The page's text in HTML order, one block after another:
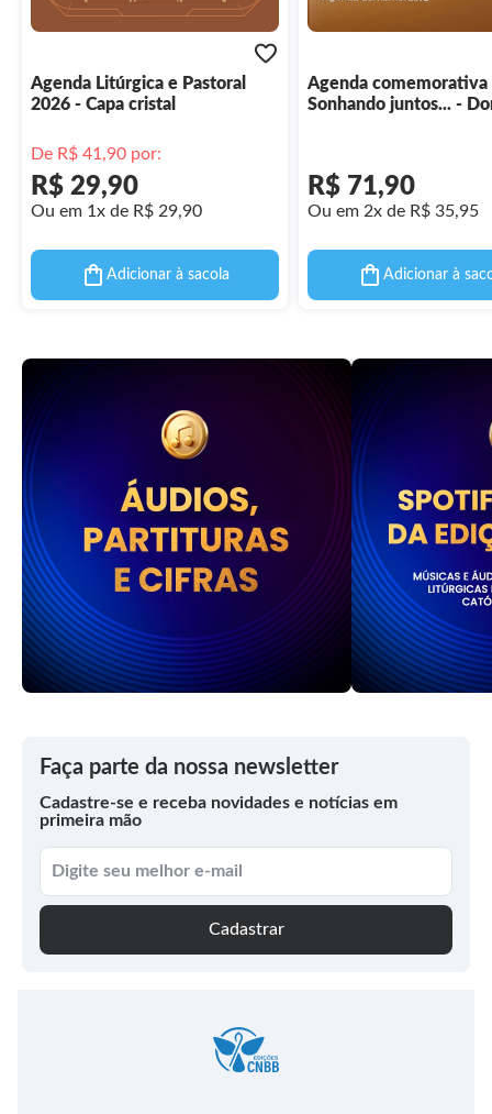
Agenda Litúrgica e Pastoral
2026 - Capa cristal
De R$ 41,90 por:
R$ 29,90
Ou em 1x de R$ 29,90
Adicionar à sacola
Agenda comemorativa
Sonhando juntos... -
R$ 71,90
Ou em 2x de R$ 35,95
Adicionar à
Faça parte da nossa newsletter
Cadastre-se e receba novidades e notícias em
primeira mão
Cadastrar